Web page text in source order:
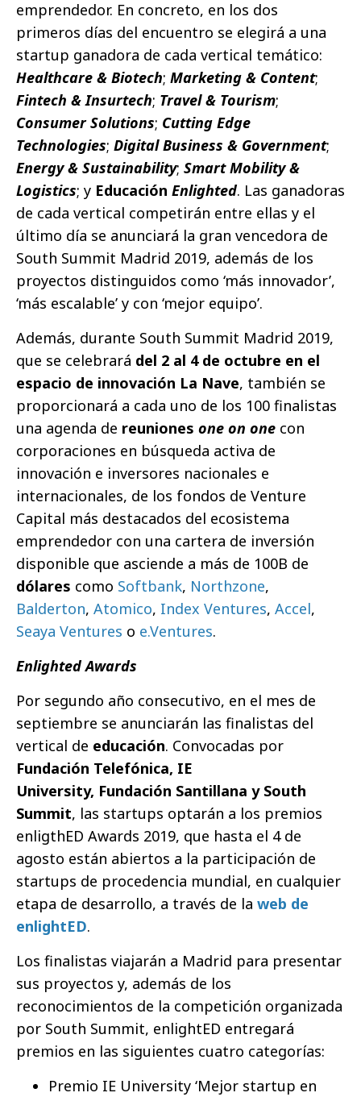
emprendedor. En concreto, en los dos
primeros días del encuentro se elegirá a una
startup ganadora de cada vertical temático:
Healthcare & Biotech; Marketing & Content;
Fintech & Insurtech; Travel & Tourism;
Consumer Solutions; Cutting Edge
Technologies; Digital Business & Government;
Energy & Sustainability; Smart Mobility &
Logistics; y Educación Enlighted. Las ganadoras
de cada vertical competirán entre ellas y el
último día se anunciará la gran vencedora de
South Summit Madrid 2019, además de los
proyectos distinguidos como ‘más innovador’,
‘más escalable’ y con ‘mejor equipo’.
Además, durante South Summit Madrid 2019,
que se celebrará del 2 al 4 de octubre en el
espacio de innovación La Nave, también se
proporcionará a cada uno de los 100 finalistas
una agenda de reuniones one on one con
corporaciones en búsqueda activa de
innovación e inversores nacionales e
internacionales, de los fondos de Venture
Capital más destacados del ecosistema
emprendedor con una cartera de inversión
disponible que asciende a más de 100B de
dólares como Softbank, Northzone,
Balderton, Atomico, Index Ventures, Accel,
Seaya Ventures o e.Ventures.
Enlighted Awards
Por segundo año consecutivo, en el mes de
septiembre se anunciarán las finalistas del
vertical de educación. Convocadas por
Fundación Telefónica, IE
University, Fundación Santillana y South
Summit, las startups optarán a los premios
enligthED Awards 2019, que hasta el 4 de
agosto están abiertos a la participación de
startups de procedencia mundial, en cualquier
etapa de desarrollo, a través de la web de
enlightED.
Los finalistas viajarán a Madrid para presentar
sus proyectos y, además de los
reconocimientos de la competición organizada
por South Summit, enlightED entregará
premios en las siguientes cuatro categorías:
Premio IE University ‘Mejor startup en